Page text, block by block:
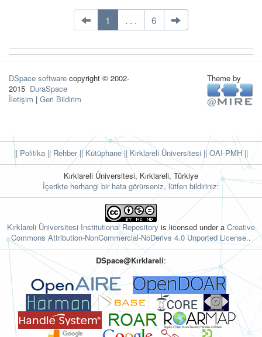
1 . . . 6
DSpace software copyright © 2002-
2015 DuraSpace
İletişim | Geri Bildirim
Theme by
|| Politika || Rehber|| Kütüphane|| Kırklareli Üniversitesi || OAI-PMH ||
Kırklareli Üniversitesi, Kırklareli, Türkiye
İçerikte herhangi bir hata görürseniz, lütfen bildiriniz:
Kırklareli Üniversitesi Institutional Repository is licensed under a Creative
Commons Attribution-NonCommercial-NoDerivs 4.0 Unported License..
DSpace@Kırklareli: